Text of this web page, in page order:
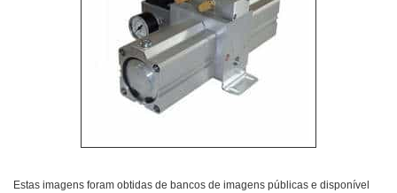
Estas imagens foram obtidas de bancos de imagens públicas e disponível